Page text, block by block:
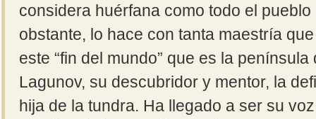
considera huérfana como todo el pueblo
obstante, lo hace con tanta maestría
este “fin del mundo” que es la
Lagunov, su descubridor y mentor, la
hija de la tundra. Ha llegado a ser su